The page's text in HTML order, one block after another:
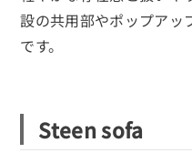
設の共用部やポップアッ
です。
Steen sofa